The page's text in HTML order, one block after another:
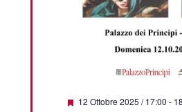
Featured
12 Ottobre 2025 / 17:00 -